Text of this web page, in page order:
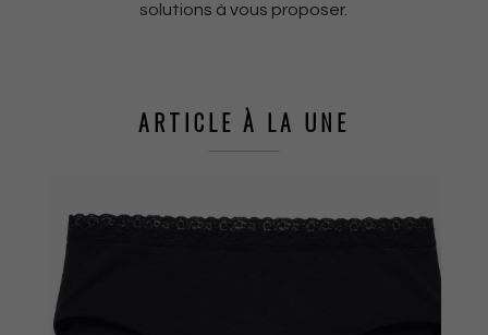
solutions à vous proposer.
ARTICLE À LA UNE